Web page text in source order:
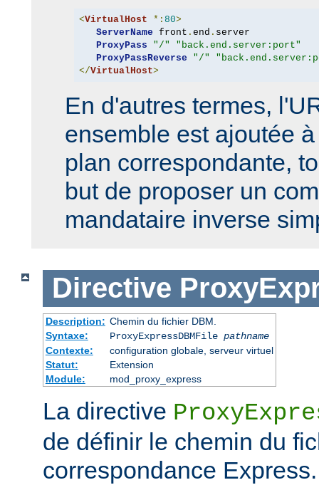
<VirtualHost *: 80>
ServerName front . end . server
ProxyPass
"/"
"back.end.server:port"
ProxyPassReverse
"/"
</VirtualHost>
En d'autres termes,
ensemble est ajoutée
plan correspondante,
but de proposer un
mandataire inverse
Directive
Description: Chemin du fichier DBM.
Syntaxe:
ProxyExpressDBMFile pathname
Contexte:
configuration globale, serveur virtuel
Statut:
Extension
Module:
mod_proxy_express
La directive
de définir le chemin du
correspondance